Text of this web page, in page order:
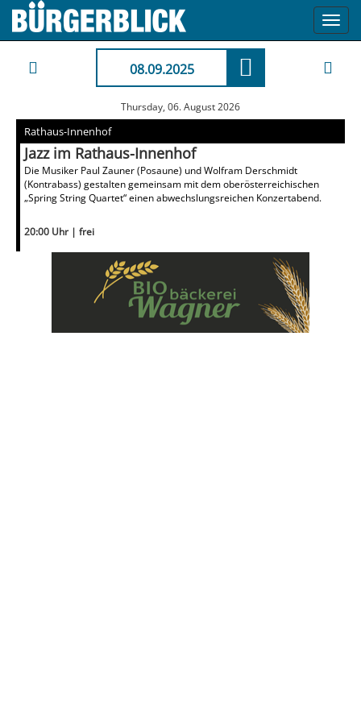
08.09.2025
Thursday, 06. August 2026
Rathaus-Innenhof
Jazz im Rathaus-Innenhof
Die Musiker Paul Zauner (Posaune) und Wolfram Derschmidt
(Kontrabass) gestalten gemeinsam mit dem oberösterreichischen
„Spring String Quartet“ einen abwechslungsreichen Konzertabend.
20:00 Uhr | frei